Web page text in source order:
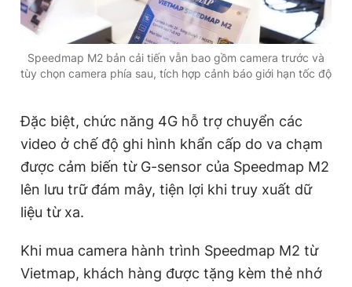
Speedmap M2 bản cải tiến vẫn bao gồm camera trước và
tùy chọn camera phía sau, tích hợp cảnh báo giới hạn tốc độ
Đặc biệt, chức năng 4G hỗ trợ chuyển các
video ở chế độ ghi hình khẩn cấp do va chạm
được cảm biến từ G-sensor của Speedmap M2
lên lưu trữ đám mây, tiện lợi khi truy xuất dữ
liệu từ xa.
Khi mua camera hành trình Speedmap M2 từ
Vietmap, khách hàng được tặng kèm thẻ nhớ